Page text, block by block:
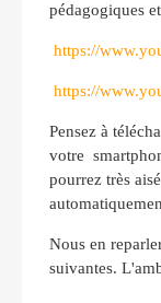
pédagogiques
https://
https://
Pensez à
votre
pourrez très
Nous en
suivantes.